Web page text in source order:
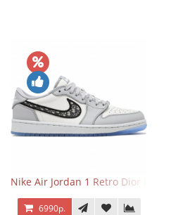
Nike Air Jordan 1 Retro Dior Low
6990р.